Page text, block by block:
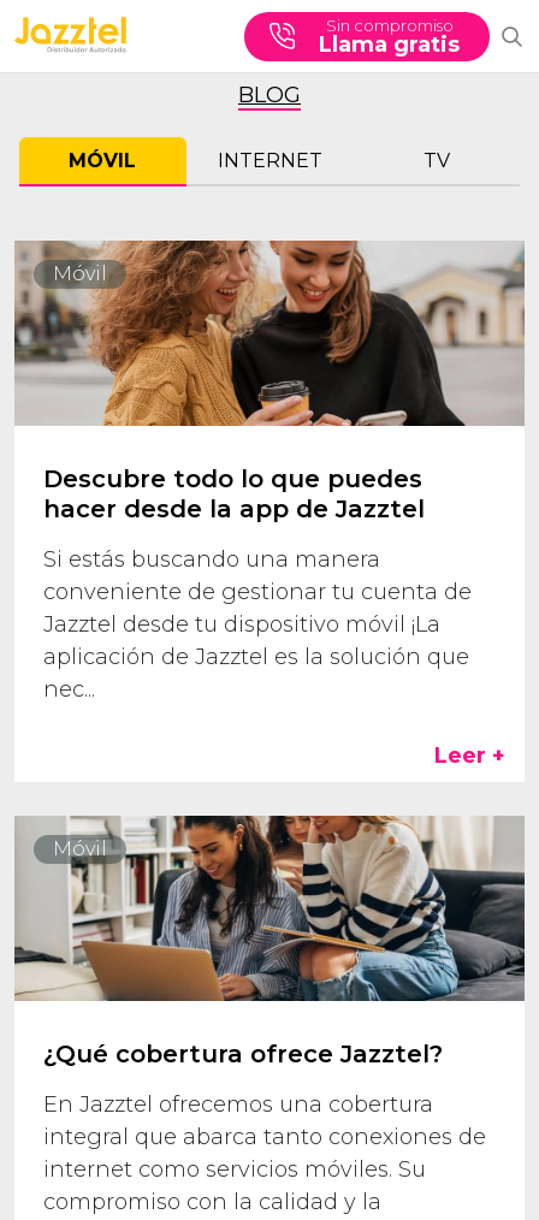
Sin compromiso
Llama gratis
BLOG
MÓVIL INTERNET TV
Móvil
Descubre todo lo que puedes
hacer desde la app de Jazztel
Si estás buscando una manera
conveniente de gestionar tu cuenta de
Jazztel desde tu dispositivo móvil ¡La
aplicación de Jazztel es la solución que
nec...
Leer +
Móvil
¿Qué cobertura ofrece Jazztel?
En Jazztel ofrecemos una cobertura
integral que abarca tanto conexiones de
internet como servicios móviles. Su
compromiso con la calidad y la